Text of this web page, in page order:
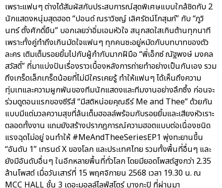
เพราะแฟนๆ ต่างได้สัมผัสกับประสบการณ์สุดพิเศษแบบใกล้ชิดกับ 2
นักแสดงหนุ่มสุดฮอต “ปอนด์ ณราวิชญ์ เลิศรัตน์โกสุมภ์” กับ “ภูวิ
นทร์ ตั้งศักดิ์ยืน” บอกเลยว่าอิ่มเอมหัวใจ สนุกสดใสเกินต้านทุกนาที
เพราะทั้งคู่ทำถึงเกินมัดใจแฟนๆ ทุกคนซะอยู่หมัดกับบทบาทของตัว
ละคร เติมเต็มรอยยิ้มไปกับผู้กำกับมากฝีมือ “พี่เอ็กซ์ ณัฐพงษ์ มงคล
สวัสดิ์” ที่มาแบ่งปันเรื่องราวเบื้องหลังการถ่ายทำอย่างเป็นกันเอง รวม
ถึงเกร็ดเล็กเกร็ดน้อยที่ไม่มีใครเคยรู้ ทำให้แฟนๆ ได้เห็นถึงความ
ทุ่มเทและความผูกพันของทีมนักแสดงและทีมงานอย่างลึกซึ้ง ก่อนจะ
ร่วมดูตอนแรกของซีรีส์ “มีสติหน่อยคุณธีร์ Me and Thee” ด้วยกัน
แบบมีแต่มวลความสุขที่ล้นเต็มฮอลล์พร้อมกับรอยยิ้มและเสียงหัวเราะ
ตลอดทั้งงาน แถมยังสร้างปรากฎการณ์ความฮอตแบบต่อเนื่องชนิด
แรงฉุดไม่อยู่ จนทำให้ #MeAndTheeSeriesEP1 พุ่งทะยานขึ้น
“อันดับ 1” เทรนด์ X ของโลก และประเทศไทย รวมทั้งพื้นที่อื่นๆ และ
ยังมีอันดับอื่นๆ ในอีกหลายพื้นที่ทั่วโลก โดยมียอดโพสต์สูงกว่า 2.35
ล้านโพสต์ เมื่อวันเสาร์ที่ 15 พฤศจิกายน 2568 เวลา 19.30 น. ณ
MCC HALL ชั้น 3 เดอะมอลล์ไลฟ์สโตร์ บางกะปิ ที่ผ่านมา